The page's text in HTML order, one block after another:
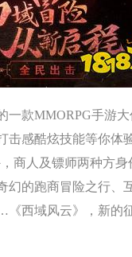
一款MMORPG手游
击感酷炫技能等你体
商人及镖师两种方
幻的跑商冒险之行、
西域风云》，新的